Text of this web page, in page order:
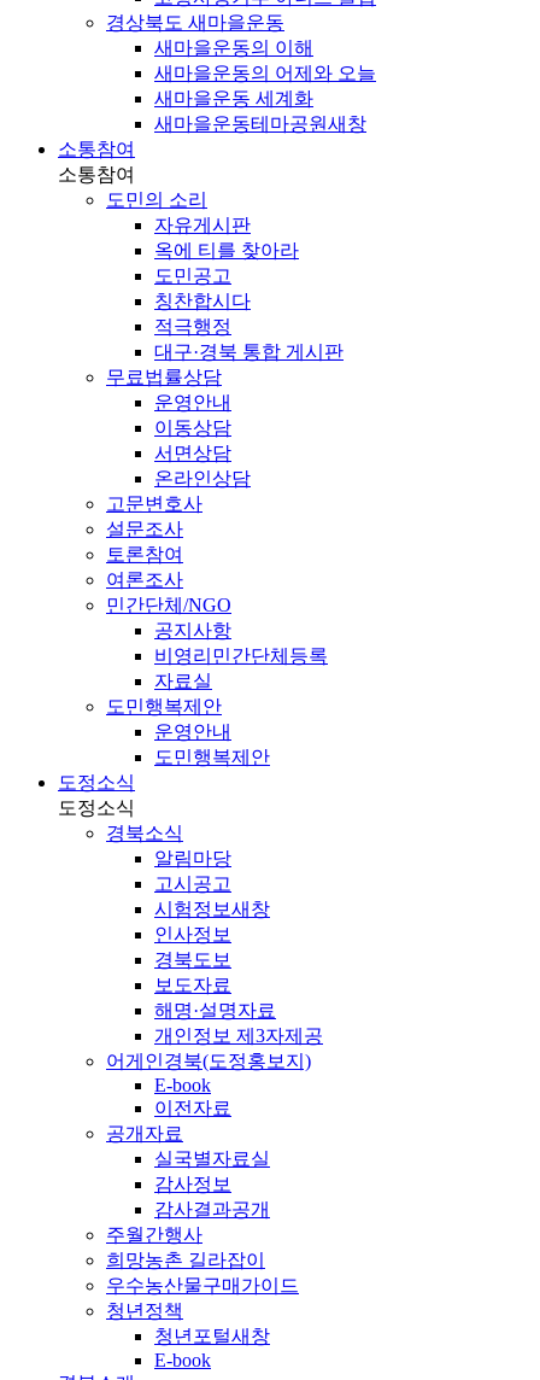
경상북도 새마을운동
새마을운동의 이해
새마을운동의 어제와 오늘
새마을운동 세계화
새마을운동테마공원새창
소통참여
소통참여
도민의 소리
자유게시판
옥에 티를 찾아라
도민공고
칭찬합시다
적극행정
대구·경북 통합 게시판
무료법률상담
운영안내
이동상담
서면상담
온라인상담
고문변호사
설문조사
토론참여
여론조사
민간단체/NGO
공지사항
비영리민간단체등록
자료실
도민행복제안
운영안내
도민행복제안
도정소식
도정소식
경북소식
알림마당
고시공고
시험정보새창
인사정보
경북도보
보도자료
해명·설명자료
개인정보 제3자제공
어게인경북(도정홍보지)
E-book
이전자료
공개자료
실국별자료실
감사정보
감사결과공개
주월간행사
희망농촌 길라잡이
우수농산물구매가이드
청년정책
청년포털새창
E-book